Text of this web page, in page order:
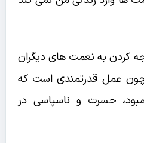
کردن به نعمت های دیگران
عمل قدرتمندی است که
حسرت و ناسپاسی در